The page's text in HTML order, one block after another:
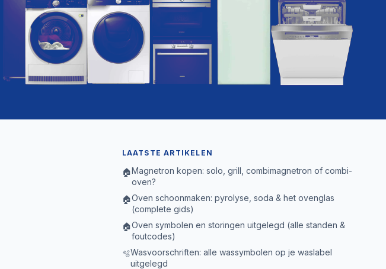
LAATSTE ARTIKELEN
🏠Magnetron kopen: solo, grill, combimagnetron of combi-
oven?
🏠Oven schoonmaken: pyrolyse, soda & het ovenglas
(complete gids)
🏠Oven symbolen en storingen uitgelegd (alle standen &
foutcodes)
🫧Wasvoorschriften: alle wassymbolen op je waslabel
uitgelegd